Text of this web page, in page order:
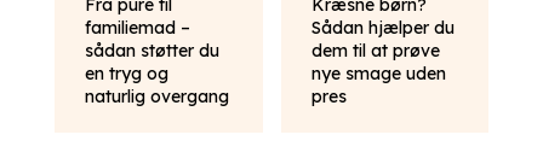
Fra puré til
familiemad –
sådan støtter du
en tryg og
naturlig overgang
Kræsne børn?
Sådan hjælper du
dem til at prøve
nye smage uden
pres